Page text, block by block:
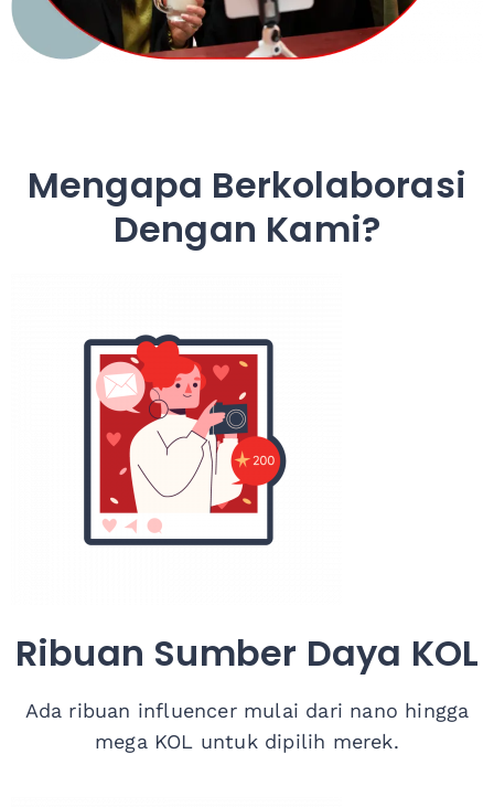
Mengapa Berkolaborasi
Dengan Kami?
Ribuan Sumber Daya KOL
Ada ribuan influencer mulai dari nano hingga
mega KOL untuk dipilih merek.